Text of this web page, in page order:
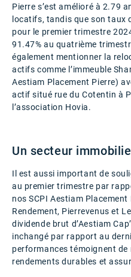
Pierre s’est amélioré à 2.79
locatifs, tandis que son taux
pour le premier trimestre
91.47% au quatrième
également mentionner la
actifs comme l’immeuble
Aestiam Placement Pierre)
actif situé rue du Cotentin à
l’association Hovia.
Un secteur
Il est aussi important de
au premier trimestre par
nos SCPI Aestiam
Rendement, Pierrevenus et
dividende brut d’Aestiam
inchangé par rapport au
performances témoignent
rendements durables et